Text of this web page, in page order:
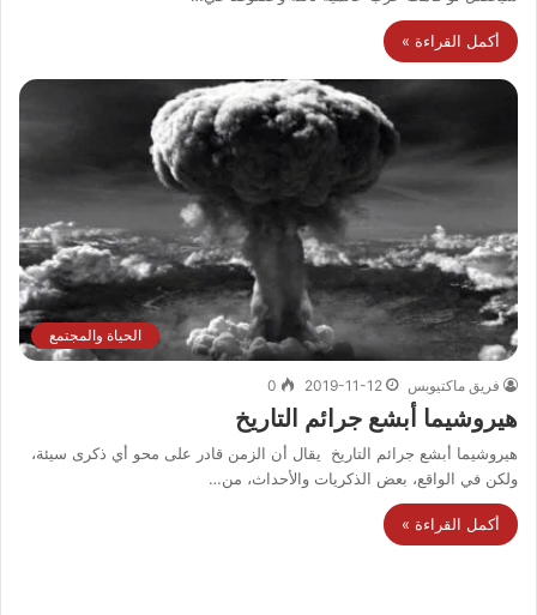
أكمل القراءة »
الحياة والمجتمع
فريق ماكتيوبس 2019-11-12
0
هيروشيما أبشع جرائم التاريخ
هيروشيما أبشع جرائم التاريخ يقال أن الزمن قادر على محو أي ذكرى سيئة،
ولكن في الواقع، بعض الذكريات والأحداث، من…
أكمل القراءة »